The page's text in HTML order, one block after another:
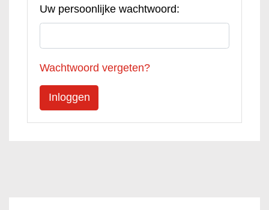
Uw persoonlijke wachtwoord:
Wachtwoord vergeten?